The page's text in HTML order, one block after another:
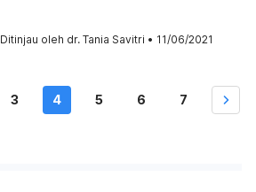
Ditinjau oleh dr. Tania Savitri • 11/06/2021
3 4 5 6 7